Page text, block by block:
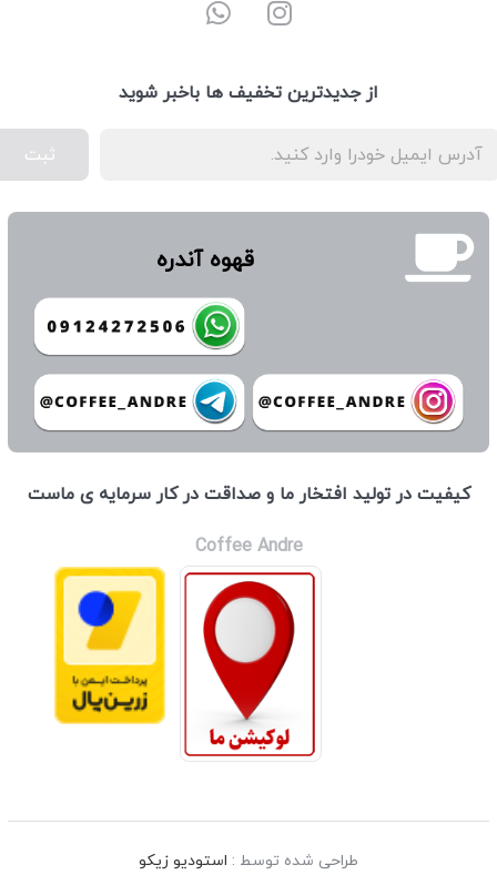
از جدیدترین تخفیف ها باخبر شوید
ثبت
قهوه آندره
كيفيت در توليد افتخار ما و صداقت در كار سرمايه ی ماست
Coffee Andre
طراحی شده توسط : استودیو زیکو